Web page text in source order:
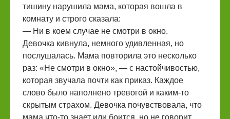
тишину нарушила мама, которая вошла в
комнату и строго сказала:
— Ни в коем случае не смотри в окно.
Девочка кивнула, немного удивленная, но
послушалась. Мама повторила это несколько
раз: «Не смотри в окно», — с настойчивостью,
которая звучала почти как приказ. Каждое
слово было наполнено тревогой и каким-то
скрытым страхом. Девочка почувствовала, что